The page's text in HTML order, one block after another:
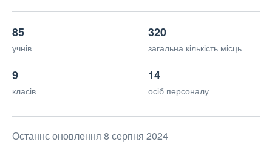
85
учнів
320
загальна кількість місць
9
класів
14
осіб персоналу
Останнє оновлення 8 серпня 2024